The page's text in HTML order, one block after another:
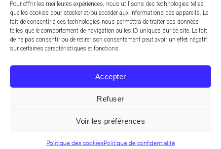
Pour offrir les meilleures expériences, nous utilisons des technologies telles
que les cookies pour stocker et/ou accéder aux informations des appareils. Le
fait de consentir à ces technologies nous permettra de traiter des données
telles que le comportement de navigation ou les ID uniques sur ce site. Le fait
de ne pas consentir ou de retirer son consentement peut avoir un effet négatif
sur certaines caractéristiques et fonctions.
Accepter
Refuser
Voir les préférences
Politique des cookiesPolitique de confidentialité
En soumettant le formulaire, vous acceptez de recevoir par e-mail les
informations du Laboratoire CCD. Vous pouvez vous désinscrire à
tout moment. Pour en savoir plus sur le traitement de vos données
personnelles, consultez notrepolitique de confidentialité.